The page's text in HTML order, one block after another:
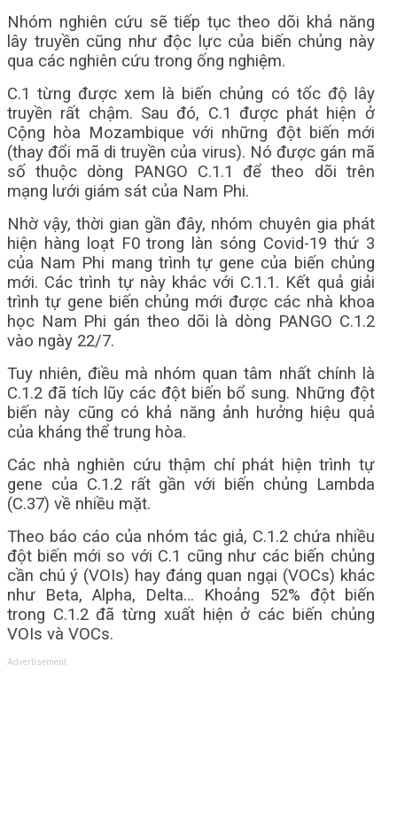
Nhóm nghiên cứu sẽ tiếp tục theo dõi khả năng
lây truyền cũng như độc lực của biến chủng này
qua các nghiên cứu trong ống nghiệm.
C.1 từng được xem là biến chủng có tốc độ lây
truyền rất chậm. Sau đó, C.1 được phát hiện ở
Cộng hòa Mozambique với những đột biến mới
(thay đổi mã di truyền của virus). Nó được gán mã
số thuộc dòng PANGO C.1.1 để theo dõi trên
mạng lưới giám sát của Nam Phi.
Nhờ vậy, thời gian gần đây, nhóm chuyên gia phát
hiện hàng loạt F0 trong làn sóng Covid-19 thứ 3
của Nam Phi mang trình tự gene của biến chủng
mới. Các trình tự này khác với C.1.1. Kết quả giải
trình tự gene biến chủng mới được các nhà khoa
học Nam Phi gán theo dõi là dòng PANGO C.1.2
vào ngày 22/7.
Tuy nhiên, điều mà nhóm quan tâm nhất chính là
C.1.2 đã tích lũy các đột biến bổ sung. Những đột
biến này cũng có khả năng ảnh hưởng hiệu quả
của kháng thể trung hòa.
Các nhà nghiên cứu thậm chí phát hiện trình tự
gene của C.1.2 rất gần với biến chủng Lambda
(C.37) về nhiều mặt.
Theo báo cáo của nhóm tác giả, C.1.2 chứa nhiều
đột biến mới so với C.1 cũng như các biến chủng
cần chú ý (VOIs) hay đáng quan ngại (VOCs) khác
như Beta, Alpha, Delta… Khoảng 52% đột biến
trong C.1.2 đã từng xuất hiện ở các biến chủng
VOIs và VOCs.
Advertisement